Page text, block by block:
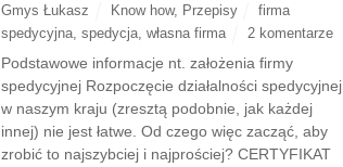
Gmys Łukasz Know how, Przepisy
firma
spedycyjna, spedycja, własna firma 2 komentarze
Podstawowe informacje nt. założenia firmy
spedycyjnej Rozpoczęcie działalności spedycyjnej
w naszym kraju (zresztą podobnie, jak każdej
innej) nie jest łatwe. Od czego więc zacząć, aby
zrobić to najszybciej i najprościej? CERTYFIKAT